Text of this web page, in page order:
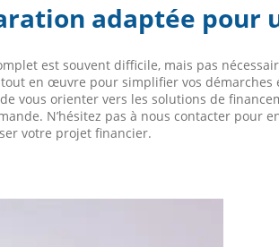
adaptée pour
est souvent difficile, mais pas
en œuvre pour simplifier vos
vous orienter vers les solutions de
N’hésitez pas à nous contacter
votre projet financier.